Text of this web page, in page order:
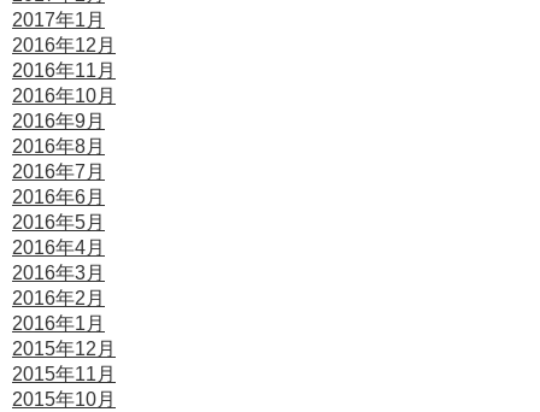
2017年1月
2016年12月
2016年11月
2016年10月
2016年9月
2016年8月
2016年7月
2016年6月
2016年5月
2016年4月
2016年3月
2016年2月
2016年1月
2015年12月
2015年11月
2015年10月